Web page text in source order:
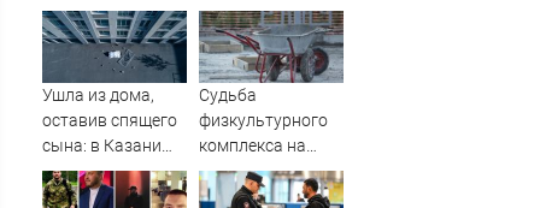
пассажиров в
Башкирии
санкционную
операцию" против
России - Новости
на Вести.ru
Ушла из дома,
оставив спящего
сына: в Казани
мать пойдет под
суд за гибель
Судьба
физкультурного
комплекса на
Старостина в
руках суда и